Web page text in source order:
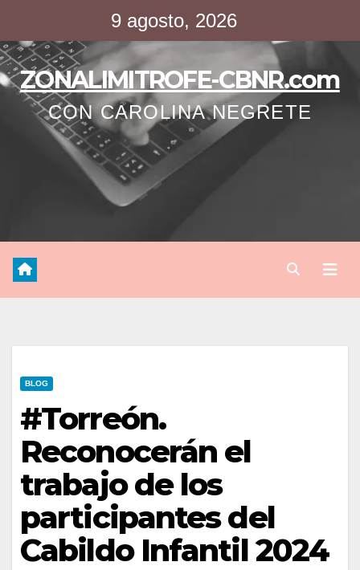
contenido
9 agosto, 2026
ZONALIMITROFE-CBNR.com
CON CAROLINA NEGRETE
BLOG
#Torreón.
Reconocerán el
trabajo de los
participantes del
Cabildo Infantil 2024